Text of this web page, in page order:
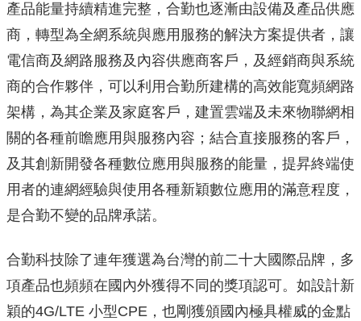
產品能量持續精進完整，合勤也逐漸由設備及產品供應
商，轉型為全網系統與應用服務的解決方案提供者，讓
電信商及網路服務及內容供應商客戶，及經銷商與系統
商的合作夥伴，可以利用合勤所建構的高效能寬頻網路
架構，為其企業及家庭客戶，建置雲端及未來物聯網相
關的各種前瞻應用與服務內容；結合直接服務的客戶，
及其創新開發各種數位應用與服務的能量，提昇終端使
用者的連網經驗與使用各種新穎數位應用的滿意程度，
是合勤不變的品牌承諾。
合勤科技除了連年獲選為台灣的前二十大國際品牌，多
項產品也頻頻在國內外獲得不同的獎項認可。如設計新
穎的4G/LTE 小型CPE，也剛獲頒國內極具權威的金點